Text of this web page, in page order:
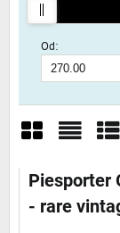
Od:
Mřížka
Piesporter
- rare